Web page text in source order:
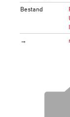
Bestand
→